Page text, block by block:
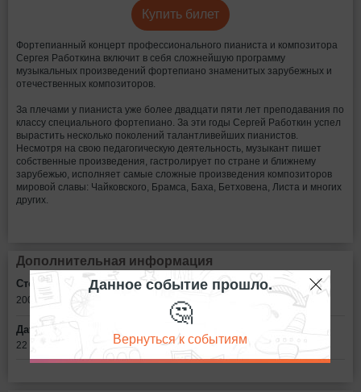
Купить билет
Фортепианный концерт профессионального пианиста и композитора
Сергея Работкина включит в себя сложнейшую программу
музыкальных произведений фортепиано знаменитых зарубежных и
отечественных композиторов.
За плечами у пианиста уже более двадцати пяти лет преподавания по
классу специального фортепиано. За эти годы Сергей Работкин успел
вырастить несколько поколений талантливейших пианистов.
Несмотря на свою педагогическую деятельность, музыкант пишет
собственные произведения, гастролирует по стране и ближнему
зарубежью, исполняет самые сложные произведения композиторов
мировой славы: Чайковского, Брамса, Баха, Бетховена, Листа и многих
других.
Дополнительная информация
Стоимость билетов:
200 - 500рублей
Дата:
22 марта в 18:30
Данное событие прошло.
🤔
Вернуться к событиям